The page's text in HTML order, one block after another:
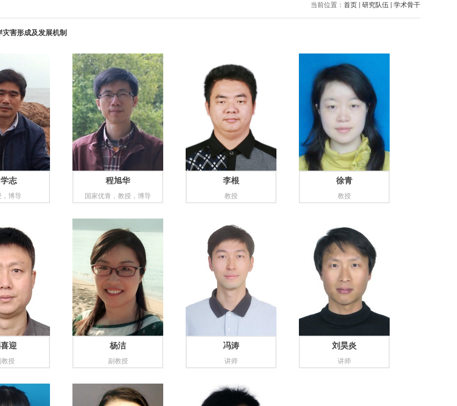
当前位置： 首页 研究队伍 学术骨干
害形成及发展机制
志
博导
程旭华
国家优青，教授，博导
李根
教授
徐青
教授
迎
教授
杨洁
副教授
冯涛
讲师
刘昊炎
讲师